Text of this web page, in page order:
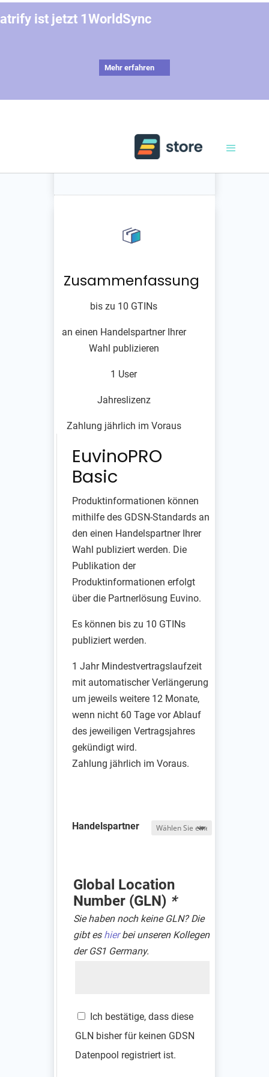
atrify ist jetzt 1WorldSync
Mehr erfahren
Bestellungen
abschließen
Zusammenfassung
bis zu 10 GTINs
an einen Handelspartner Ihrer
Wahl publizieren
1 User
Jahreslizenz
Zahlung jährlich im Voraus
EuvinoPRO
Basic
Produktinformationen können
mithilfe des GDSN-Standards an
den einen Handelspartner Ihrer
Wahl publiziert werden. Die
Publikation der
Produktinformationen erfolgt
über die Partnerlösung Euvino.
Es können bis zu 10 GTINs
publiziert werden.
1 Jahr Mindestvertragslaufzeit
mit automatischer Verlängerung
um jeweils weitere 12 Monate,
wenn nicht 60 Tage vor Ablauf
des jeweiligen Vertragsjahres
gekündigt wird.
Zahlung jährlich im Voraus.
Handelspartner
Global Location
Number (GLN) *
Sie haben noch keine GLN? Die
gibt es hierbei unseren Kollegen
der GS1 Germany.
GLNIch bestätige, dass diese
GLN bisher für keinen GDSN
Datenpool registriert ist.